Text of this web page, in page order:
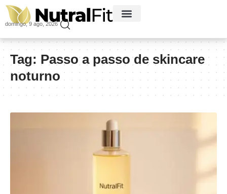
domingo, 9 ago, 2026
Tag: Passo a passo de skincare
noturno